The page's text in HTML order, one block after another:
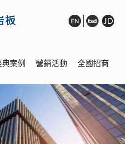
案例 營銷活動 全國招商
在線客服